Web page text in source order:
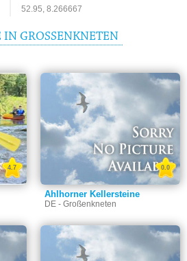
52.95, 8.266667
GROSSENKNETEN
4.7
Ahlhorner Kellersteine
DE - Großenkneten
0.0